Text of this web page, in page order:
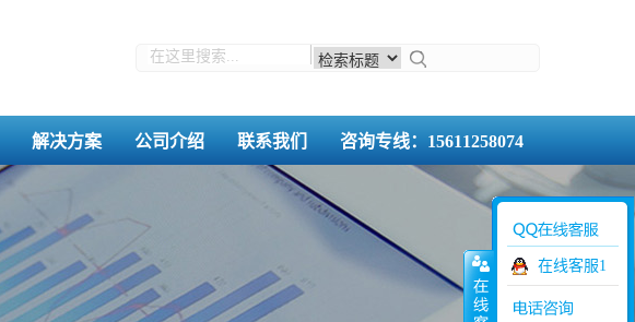
解决方案 公司介绍 联系我们 咨询专线：15611258074
在线客服1